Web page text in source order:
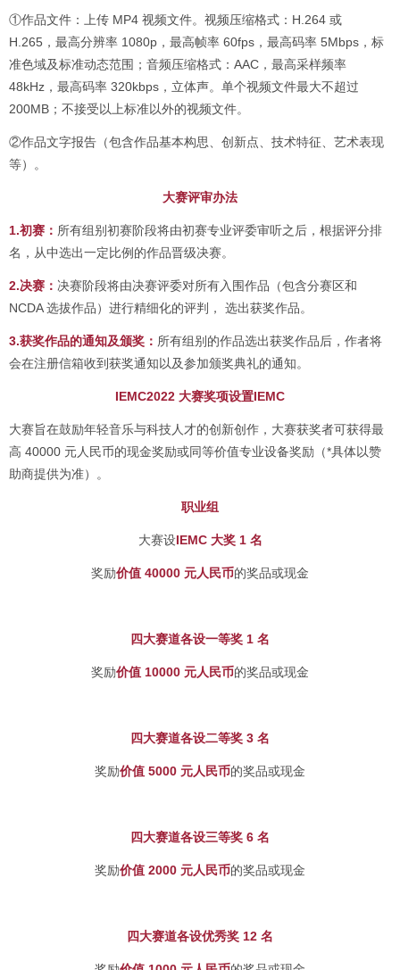
①作品文件：上传 MP4 视频文件。视频压缩格式：H.264 或
H.265，最高分辨率 1080p，最高帧率 60fps，最高码率 5Mbps，标
准色域及标准动态范围；音频压缩格式：AAC，最高采样频率
48kHz，最高码率 320kbps，立体声。单个视频文件最大不超过
200MB；不接受以上标准以外的视频文件。
②作品文字报告（包含作品基本构思、创新点、技术特征、艺术表现
等）。
大赛评审办法
1.初赛： 所有组别初赛阶段将由初赛专业评委审听之后，根据评分排
名，从中选出一定比例的作品晋级决赛。
2.决赛： 决赛阶段将由决赛评委对所有入围作品（包含分赛区和
NCDA 选拔作品）进行精细化的评判， 选出获奖作品。
3.获奖作品的通知及颁奖： 所有组别的作品选出获奖作品后，作者将
会在注册信箱收到获奖通知以及参加颁奖典礼的通知。
IEMC2022 大赛奖项设置IEMC
大赛旨在鼓励年轻音乐与科技人才的创新创作，大赛获奖者可获得最
高 40000 元人民币的现金奖励或同等价值专业设备奖励（*具体以赞
助商提供为准）。
职业组
大赛设IEMC 大奖 1 名
奖励价值 40000 元人民币的奖品或现金
四大赛道各设一等奖 1 名
奖励价值 10000 元人民币的奖品或现金
四大赛道各设二等奖 3 名
奖励价值 5000 元人民币的奖品或现金
四大赛道各设三等奖 6 名
奖励价值 2000 元人民币的奖品或现金
四大赛道各设优秀奖 12 名